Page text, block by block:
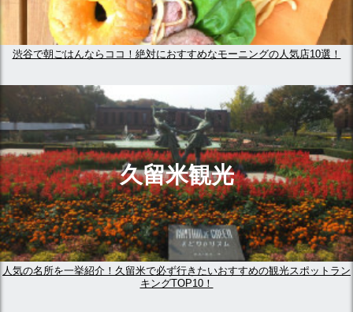
渋谷で朝ごはんならココ！絶対におすすめなモーニングの人気店10選！
久留米観光
人気の名所を一挙紹介！久留米で必ず行きたいおすすめの観光スポットラン
キングTOP10！